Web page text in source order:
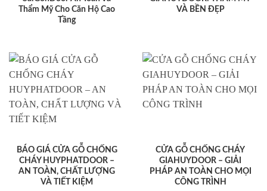
Thẩm Mỹ Cho Căn Hộ Cao
Tầng
VÀ BỀN ĐẸP
BÁO GIÁ CỬA GỖ CHỐNG
CHÁY HUYPHATDOOR –
AN TOÀN, CHẤT LƯỢNG
VÀ TIẾT KIỆM
CỬA GỖ CHỐNG CHÁY
GIAHUYDOOR – GIẢI
PHÁP AN TOÀN CHO MỌI
CÔNG TRÌNH